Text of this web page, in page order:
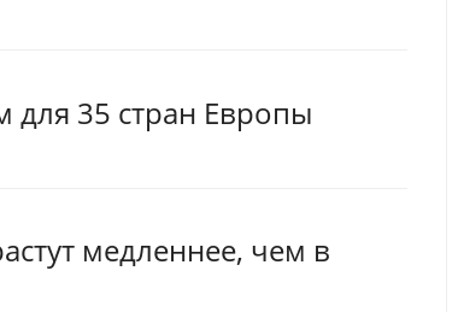
для 35 стран Европы
медленнее, чем в